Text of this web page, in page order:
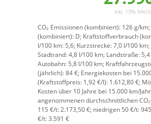
inkl. 19%
CO₂ Emissionen (kombiniert): 126 g/km;
(kombiniert): D; Kraftstoffverbrauch
l/100 km: 5,6; Kurzstrecke:7,0 l/100 km;
Stadtrand:4,8 l/100 km; Landstraße:
Autobahn: 5,8 l/100 km;
(jährlich):84 €; Energiekosten bei
(Kraftstoffpreis: 1,92€/l): 1.612,80 €;
Kosten über 10 Jahre bei 15.000 km/
angenommenen durchschnittlichen
115 €/t:2.173,50 €; niedrigen 50 €/t:
€/t: 3.591 €